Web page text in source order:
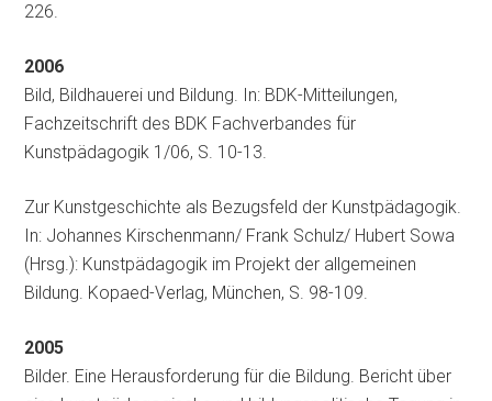
226.
2006
Bild, Bildhauerei und Bildung. In: BDK-Mitteilungen,
Fachzeitschrift des BDK Fachverbandes für
Kunstpädagogik 1/06, S. 10-13.
Zur Kunstgeschichte als Bezugsfeld der Kunstpädagogik.
In: Johannes Kirschenmann/ Frank Schulz/ Hubert Sowa
(Hrsg.): Kunstpädagogik im Projekt der allgemeinen
Bildung. Kopaed-Verlag, München, S. 98-109.
2005
Bilder. Eine Herausforderung für die Bildung. Bericht über